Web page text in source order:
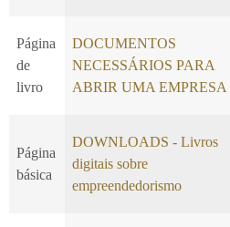
Página
de
livro
DOCUMENTOS
NECESSÁRIOS PARA
ABRIR UMA EMPRESA
Página
básica
DOWNLOADS - Livros
digitais sobre
empreendedorismo